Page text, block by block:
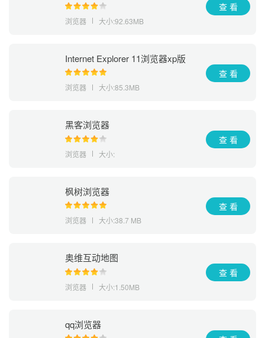
浏览器 大小:92.63MB
查 看
Internet Explorer 11浏览器xp版
浏览器 大小:85.3MB
查 看
黑客浏览器
浏览器 大小:
查 看
枫树浏览器
浏览器 大小:38.7 MB
查 看
奥维互动地图
浏览器 大小:1.50MB
查 看
qq浏览器